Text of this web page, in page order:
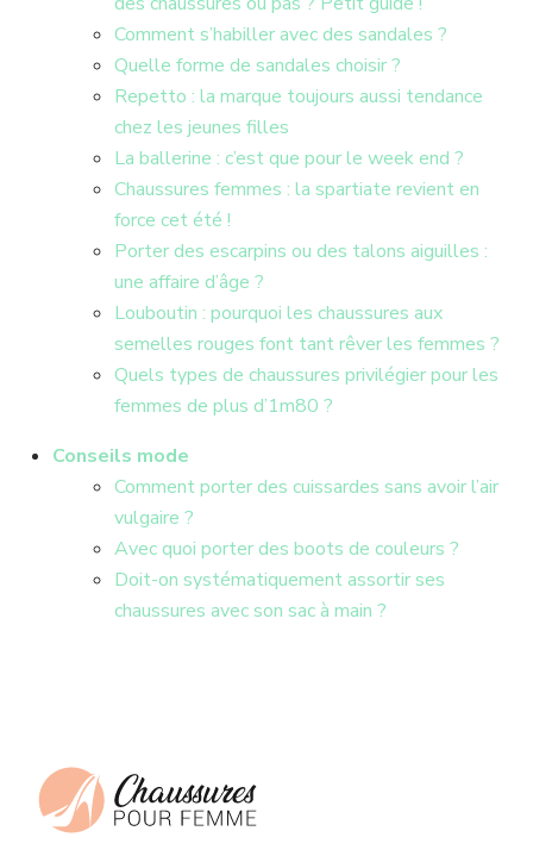
Comment s’habiller avec des sandales ?
Quelle forme de sandales choisir ?
Repetto : la marque toujours aussi tendance
chez les jeunes filles
La ballerine : c’est que pour le week end ?
Chaussures femmes : la spartiate revient en
force cet été !
Porter des escarpins ou des talons aiguilles :
une affaire d’âge ?
Louboutin : pourquoi les chaussures aux
semelles rouges font tant rêver les femmes ?
Quels types de chaussures privilégier pour les
femmes de plus d’1m80 ?
Conseils mode
Comment porter des cuissardes sans avoir l’air
vulgaire ?
Avec quoi porter des boots de couleurs ?
Doit-on systématiquement assortir ses
chaussures avec son sac à main ?